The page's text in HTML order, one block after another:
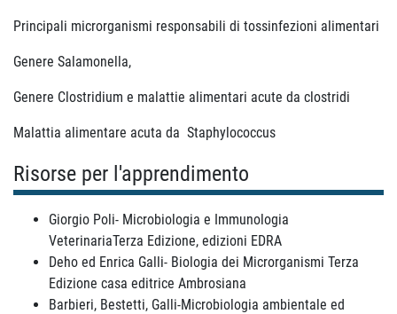
Principali microrganismi responsabili di tossinfezioni alimentari
Genere Salamonella,
Genere Clostridium e malattie alimentari acute da clostridi
Malattia alimentare acuta da Staphylococcus
Risorse per l'apprendimento
Giorgio Poli- Microbiologia e Immunologia
VeterinariaTerza Edizione, edizioni EDRA
Deho ed Enrica Galli- Biologia dei Microrganismi Terza
Edizione casa editrice Ambrosiana
Barbieri, Bestetti, Galli-Microbiologia ambientale ed